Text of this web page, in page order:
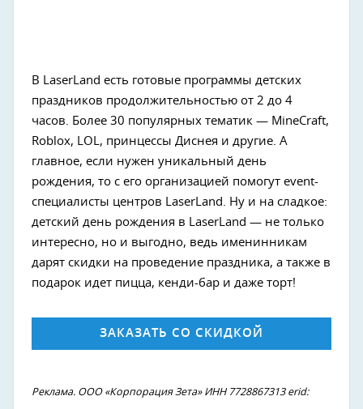
В LaserLand есть готовые программы детских
праздников продолжительностью от 2 до 4
часов. Более 30 популярных тематик — MineCraft,
Roblox, LOL, принцессы Диснея и другие. А
главное, если нужен уникальный день
рождения, то с его организацией помогут event-
специалисты центров LaserLand. Ну и на сладкое:
детский день рождения в LaserLand — не только
интересно, но и выгодно, ведь именинникам
дарят скидки на проведение праздника, а также в
подарок идет пицца, кенди-бар и даже торт!
ЗАКАЗАТЬ СО СКИДКОЙ
Реклама. ООО «Корпорация Зета» ИНН 7728867313 erid: